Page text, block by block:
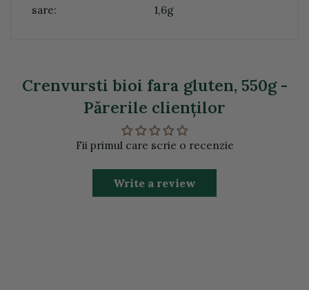
sare: 1,6g
Crenvursti bioi fara gluten, 550g -
Părerile clienţilor
Fii primul care scrie o recenzie
Write a review